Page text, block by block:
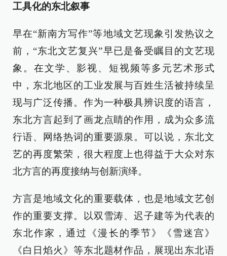
工具化的东北叙事
早在“新南方写作”等地域文艺现象引发热议之
前，“东北文艺复兴”早已是备受瞩目的文艺现
象。在文学、影视、短视频等多元艺术形式
中，东北地区的工业发展与百姓生活被持续呈
现与广泛传播。作为一种极具辨识度的语言，
东北方言起到了画龙点睛的作用，成为众多流
行语、网络热词的重要源泉。可以说，东北文
艺的再度繁荣，很大程度上也得益于大众对东
北方言的再度接纳与创新演绎。
方言是地域文化的重要载体，也是地域文艺创
作的重要支撑。以双雪涛、迟子建等为代表的
东北作家，通过《漫长的季节》《雪迷宫》
《白日焰火》等东北题材作品，展现出东北语